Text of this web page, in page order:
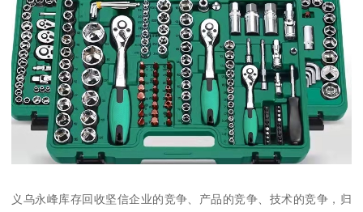
义乌永峰库存回收坚信企业的竞争、产品的竞争、技术的竞争，归